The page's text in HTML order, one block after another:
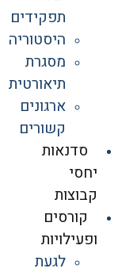
תפקידים
היסטוריה
מסגרת
תיאורטית
ארגונים
קשורים
סדנאות
יחסי
קבוצות
קורסים
ופעילויות
לגעת